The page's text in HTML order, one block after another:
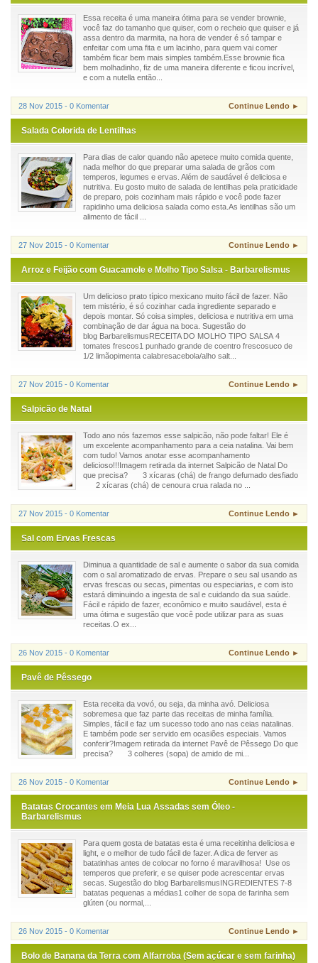
Essa receita é uma maneira ótima para se vender brownie,
você faz do tamanho que quiser, com o recheio que quiser e já
assa dentro da marmita, na hora de vender é só tampar e
enfeitar com uma fita e um lacinho, para quem vai comer
também ficar bem mais simples também.Esse brownie fica
bem molhadinho, fiz de uma maneira diferente e ficou incrível,
e com a nutella então...
28 Nov 2015 - 0 Komentar Continue Lendo ►
Salada Colorida de Lentilhas
Para dias de calor quando não apetece muito comida quente,
nada melhor do que preparar uma salada de grãos com
temperos, legumes e ervas. Além de saudável é deliciosa e
nutritiva. Eu gosto muito de salada de lentilhas pela praticidade
de preparo, pois cozinham mais rápido e você pode fazer
rapidinho uma deliciosa salada como esta.As lentilhas são um
alimento de fácil ...
27 Nov 2015 - 0 Komentar Continue Lendo ►
Arroz e Feijão com Guacamole e Molho Tipo Salsa - Barbarelismus
Um delicioso prato típico mexicano muito fácil de fazer. Não
tem mistério, é só cozinhar cada ingrediente separado e
depois montar. Só coisa simples, deliciosa e nutritiva em uma
combinação de dar água na boca. Sugestão do
blog BarbarelismusRECEITA DO MOLHO TIPO SALSA 4
tomates frescos1 punhado grande de coentro frescosuco de
1/2 limãopimenta calabresacebola/alho salt...
27 Nov 2015 - 0 Komentar Continue Lendo ►
Salpicão de Natal
Todo ano nós fazemos esse salpicão, não pode faltar! Ele é
um excelente acompanhamento para a ceia natalina. Vai bem
com tudo! Vamos anotar esse acompanhamento
delicioso!!!Imagem retirada da internet Salpicão de Natal Do
que precisa? 3 xícaras (chá) de frango defumado desfiado
2 xícaras (chá) de cenoura crua ralada no ...
27 Nov 2015 - 0 Komentar Continue Lendo ►
Sal com Ervas Frescas
Diminua a quantidade de sal e aumente o sabor da sua comida
com o sal aromatizado de ervas. Prepare o seu sal usando as
ervas frescas ou secas, pimentas ou especiarias, e com isto
estará diminuindo a ingesta de sal e cuidando da sua saúde.
Fácil e rápido de fazer, econômico e muito saudável, esta é
uma ótima e sugestão que você pode utilizar para as suas
receitas.O ex...
26 Nov 2015 - 0 Komentar Continue Lendo ►
Pavê de Pêssego
Esta receita da vovó, ou seja, da minha avó. Deliciosa
sobremesa que faz parte das receitas de minha família.
Simples, fácil e faz um sucesso todo ano nas ceias natalinas.
E também pode ser servido em ocasiões especiais. Vamos
conferir?Imagem retirada da internet Pavê de Pêssego Do que
precisa? 3 colheres (sopa) de amido de mi...
26 Nov 2015 - 0 Komentar Continue Lendo ►
Batatas Crocantes em Meia Lua Assadas sem Óleo -
Barbarelismus
Para quem gosta de batatas esta é uma receitinha deliciosa e
light, e o melhor de tudo fácil de fazer. A dica de ferver as
batatinhas antes de colocar no forno é maravilhosa! Use os
temperos que preferir, e se quiser pode acrescentar ervas
secas. Sugestão do blog BarbarelismusINGREDIENTES 7-8
batatas pequenas a médias1 colher de sopa de farinha sem
glúten (ou normal,...
26 Nov 2015 - 0 Komentar Continue Lendo ►
Bolo de Banana da Terra com Alfarroba (Sem açúcar e sem farinha)